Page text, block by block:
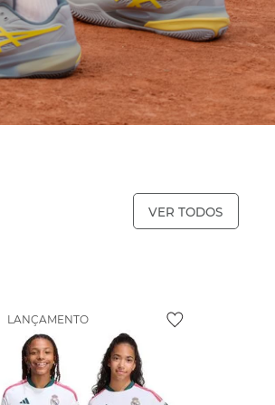
VER TODOS
LANÇAMENTO